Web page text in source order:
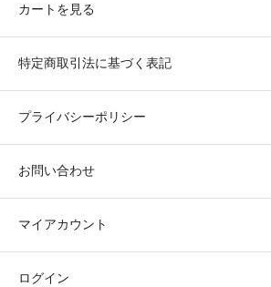
カートを見る
特定商取引法に基づく表記
プライバシーポリシー
お問い合わせ
マイアカウント
ログイン